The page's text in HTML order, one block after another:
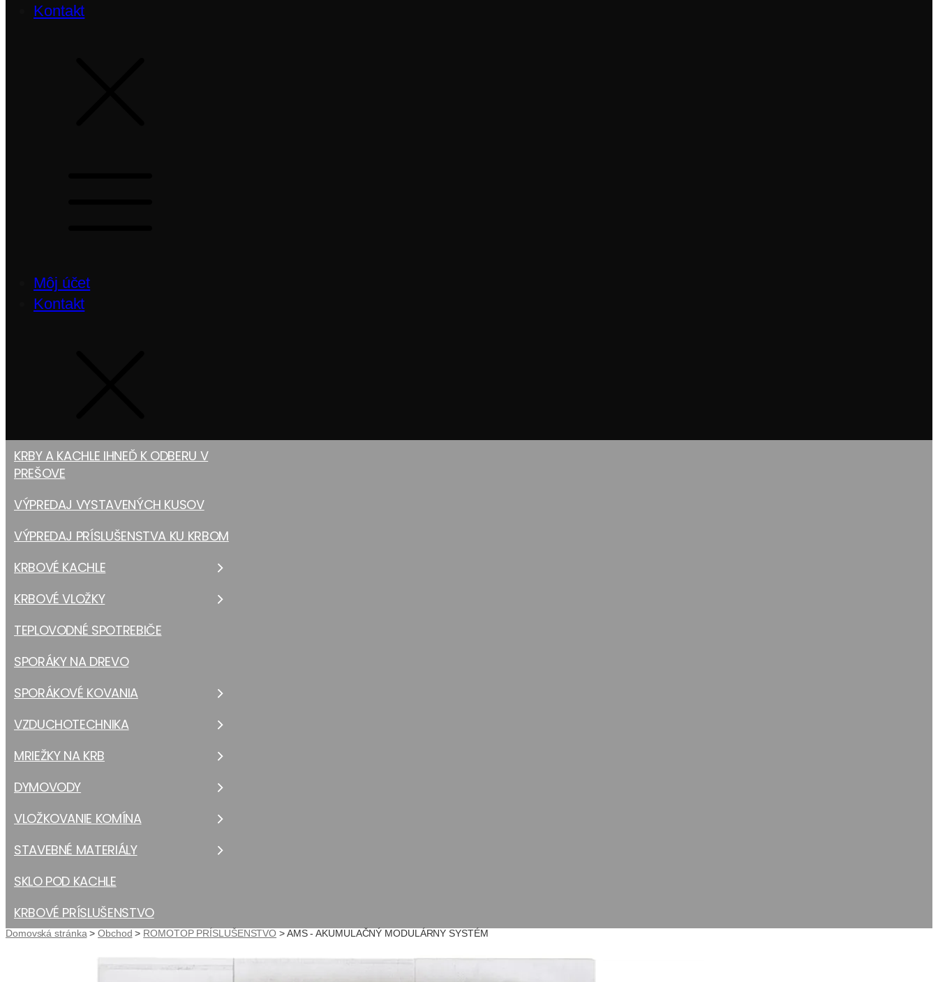
Kontakt
Môj účet
Kontakt
KRBY A KACHLE IHNEĎ K ODBERU V
PREŠOVE
VÝPREDAJ VYSTAVENÝCH KUSOV
VÝPREDAJ PRÍSLUŠENSTVA KU KRBOM
KRBOVÉ KACHLE
KRBOVÉ VLOŽKY
TEPLOVODNÉ SPOTREBIČE
SPORÁKY NA DREVO
SPORÁKOVÉ KOVANIA
VZDUCHOTECHNIKA
MRIEŽKY NA KRB
DYMOVODY
VLOŽKOVANIE KOMÍNA
STAVEBNÉ MATERIÁLY
SKLO POD KACHLE
KRBOVÉ PRÍSLUŠENSTVO
Domovská stránka>Obchod > ROMOTOP PRÍSLUŠENSTVO >AMS - AKUMULAČNÝ MODULÁRNY SYSTÉM